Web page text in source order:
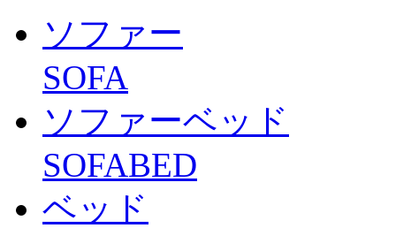
ソファー
SOFA
ソファーベッド
SOFABED
ベッド